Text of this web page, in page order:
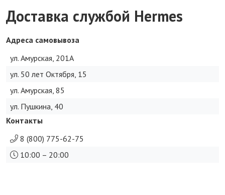
Доставка службой Hermes
Адреса самовывоза
ул. Амурская, 201А
ул. 50 лет Октября, 15
ул. Амурская, 85
ул. Пушкина, 40
Контакты
8 (800) 775-62-75
10:00 – 20:00